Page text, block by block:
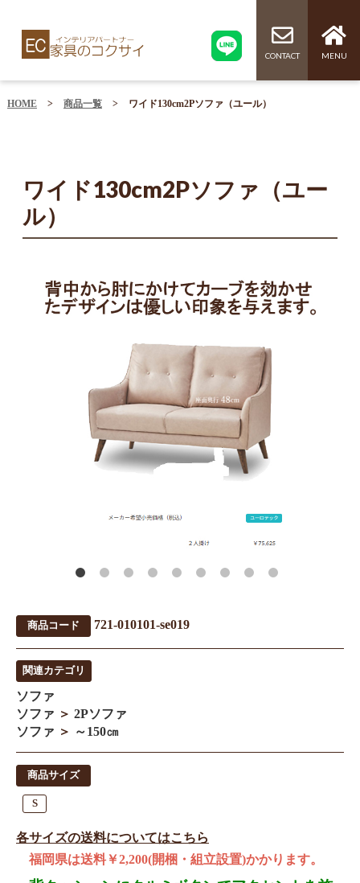
CONTACT MENU
HOME > 商品一覧 > ワイド130cm2Pソファ（ユール）
ワイド130cm2Pソファ（ユー
ル）
商品コード 721-010101-se019
関連カテゴリ
ソファ
ソファ ＞ 2Pソファ
ソファ ＞ ～150㎝
商品サイズ
S
各サイズの送料についてはこちら
福岡県は送料￥2,200(開梱・組立設置)かかります。